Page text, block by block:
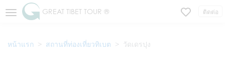
GREAT TIBET TOUR ® ติดต่อ
หน้าแรก สถานที่ท่องเที่ยวทิเบต วัดเดรปุง